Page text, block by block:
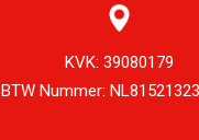
KVK: 39080179
BTW Nummer: